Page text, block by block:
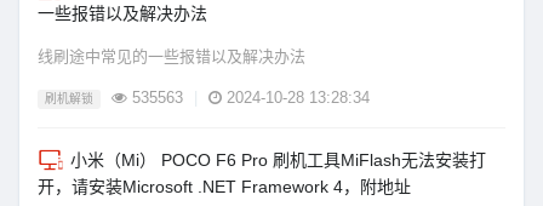
一些报错以及解决办法
线刷途中常见的一些报错以及解决办法
刷机解锁 535563 2024-10-28 13:28:34
小米（Mi） POCO F6 Pro 刷机工具MiFlash无法安装打
开，请安装Microsoft .NET Framework 4，附地址